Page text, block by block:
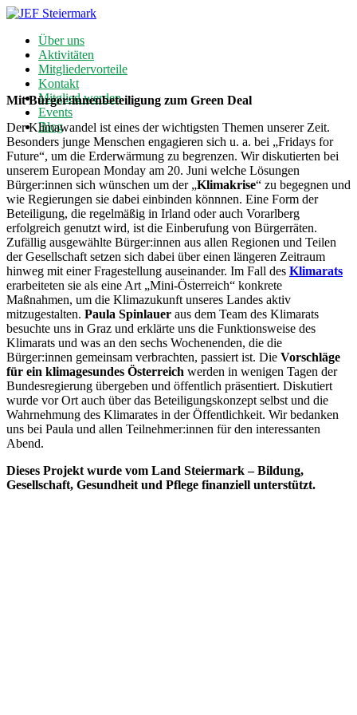
Über uns
Aktivitäten
Mitgliedervorteile
Kontakt
Mitglied werden
Events
Blog
Mit Bürger:innenbeteiligung zum Green Deal
Der Klimawandel ist eines der wichtigsten Themen unserer Zeit.
Besonders junge Menschen engagieren sich u. a. bei „Fridays for
Future“, um die Erderwärmung zu begrenzen. Wir diskutierten bei
unserem European Monday am 20. Juni welche Lösungen
Bürger:innen sich wünschen um der „Klimakrise“ zu begegnen und
wie Regierungen sie dabei einbinden könnnen. Eine Form der
Beteiligung, die regelmäßig in Irland oder auch Vorarlberg
erfolgreich genutzt wird, ist die Einberufung von Bürgerräten.
Zufällig ausgewählte Bürger:innen aus allen Regionen und Teilen
der Gesellschaft setzen sich dabei über einen längeren Zeitraum
hinweg mit einer Fragestellung auseinander. Im Fall des Klimarats
erarbeiteten sie als eine Art „Mini-Österreich“ konkrete
Maßnahmen, um die Klimazukunft unseres Landes aktiv
mitzugestalten. Paula Spinlauer aus dem Team des Klimarats
besuchte uns in Graz und erklärte uns die Funktionsweise des
Klimarats und was an den sechs Wochenenden, die die
Bürger:innen gemeinsam verbrachten, passiert ist. Die Vorschläge
für ein klimagesundes Österreich werden in wenigen Tagen der
Bundesregierung übergeben und öffentlich präsentiert. Diskutiert
wurde vor Ort auch über das Beteiligungskonzept selbst und die
Wahrnehmung des Klimarates in der Öffentlichkeit. Wir bedanken
uns bei Paula und allen Teilnehmer:innen für den interessanten
Abend.
Dieses Projekt wurde vom Land Steiermark – Bildung,
Gesellschaft, Gesundheit und Pflege finanziell unterstützt.